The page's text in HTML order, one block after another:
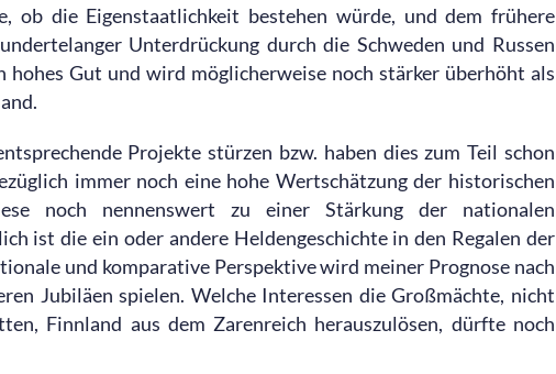
ob die Eigenstaatlichkeit bestehen würde, und dem frühere
Unterdrückung durch die Schweden und Russen
Gut und wird möglicherweise noch stärker überhöht als
Projekte stürzen bzw. haben dies zum Teil schon
immer noch eine hohe Wertschätzung der historischen
noch nennenswert zu einer Stärkung der nationalen
ist die ein oder andere Heldengeschichte in den Regalen der
und komparative Perspektive wird meiner Prognose nach
Jubiläen spielen. Welche Interessen die Großmächte, nicht
Finnland aus dem Zarenreich herauszulösen, dürfte noch